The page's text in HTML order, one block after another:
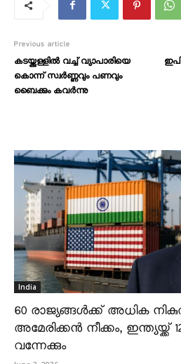
Previous article
കടയ്ക്കുള്ളിൽ വച്ച് വ്യാപാരിയെ
കൊന്ന് സ്വർണ്ണവും പണവും
ബൈക്കും കവർന്നു
India
60 രാജ്യങ്ങൾക്ക് അധിക
അമേരിക്കൻ നീക്കം,
വന്നേക്കും